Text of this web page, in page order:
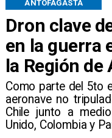
Dron clave
en la guerra
la Región
Como parte del 5to
aeronave no
Chile junto a
Unido, Colombia y
ANTOFAGASTA